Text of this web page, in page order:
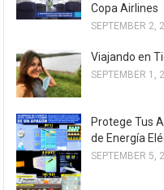
Copa Airlines
SEPTEMBER 2,
Viajando en
SEPTEMBER 1,
Protege Tus
de Energía
SEPTEMBER 5,